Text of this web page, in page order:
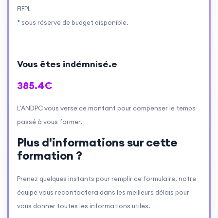
d’évolution fatale.
de globalité et de continuité des soins à la
L’accompagnement des personnes en fin de vie
nécessite des compétences spécifiques tant pour
le recueil de leurs souhaits, la proposition
leurs valeurs, que pour la prise en charge des
symptômes d’inconfort et la gestion de la
douleur.
FIFPL
*sous réserve de budget disponible.
Vous êtes indémnisé.e
385.4€
L'ANDPC vous verse ce montant pour compenser le temps
passé à vous former.
Plus d'informations sur cette
formation ?
Prenez quelques instants pour remplir ce formulaire, notre
équipe vous recontactera dans les meilleurs délais pour
vous donner toutes les informations utiles.